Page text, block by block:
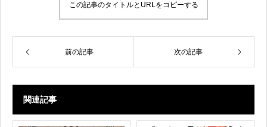
この記事のタイトルとURLをコピーする
前の記事 次の記事
関連記事